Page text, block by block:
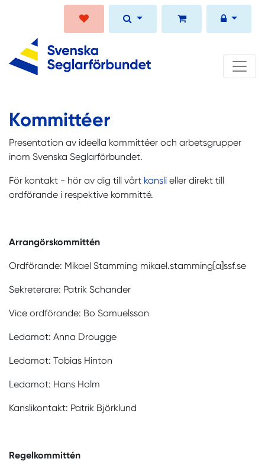
Kommittéer
Presentation av ideella kommittéer och arbetsgrupper
inom Svenska Seglarförbundet.
För kontakt - hör av dig till vårt kansli eller direkt till
ordförande i respektive kommitté.
Arrangörskommittén
Ordförande: Mikael Stamming mikael.stamming[a]ssf.se
Sekreterare: Patrik Schander
Vice ordförande: Bo Samuelsson
Ledamot: Anna Drougge
Ledamot: Tobias Hinton
Ledamot: Hans Holm
Kanslikontakt: Patrik Björklund
Regelkommittén